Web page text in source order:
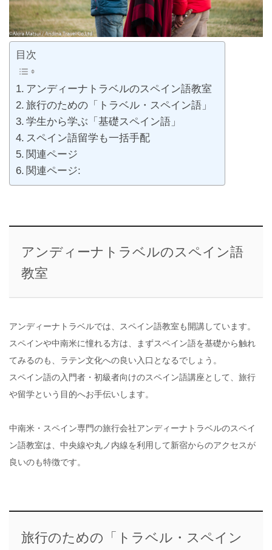
目次
アンディーナトラベルのスペイン語教室
旅行のための「トラベル・スペイン語」
学生から学ぶ「基礎スペイン語」
スペイン語留学も一括手配
関連ページ
関連ページ:
アンディーナトラベルのスペイン語
教室
アンディーナトラベルでは、スペイン語教室も開講しています。
スペインや中南米に憧れる方は、まずスペイン語を基礎から触れ
てみるのも、ラテン文化への良い入口となるでしょう。
スペイン語の入門者・初級者向けのスペイン語講座として、旅行
や留学という目的へお手伝いします。
中南米・スペイン専門の旅行会社アンディーナトラベルのスペイ
ン語教室は、中央線や丸ノ内線を利用して新宿からのアクセスが
良いのも特徴です。
旅行のための「トラベル・スペイン